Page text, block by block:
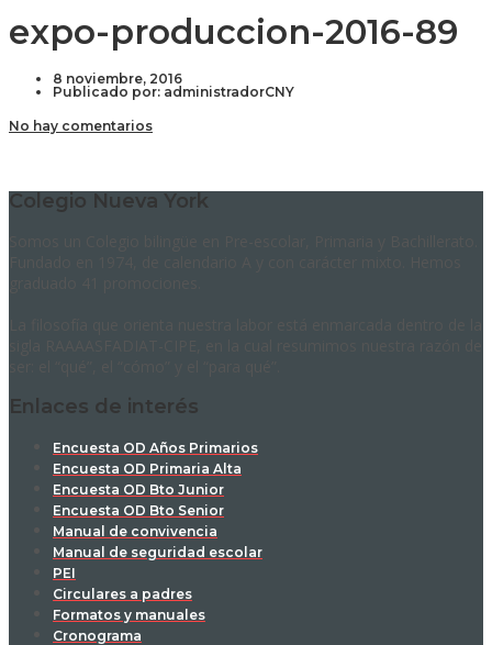
expo-produccion-2016-89
8 noviembre, 2016
Publicado por: administradorCNY
No hay comentarios
Colegio Nueva York
Enlaces de interés
Encuesta OD Años Primarios
Encuesta OD Primaria Alta
Encuesta OD Bto Junior
Encuesta OD Bto Senior
Manual de convivencia
Manual de seguridad escolar
PEI
Circulares a padres
Formatos y manuales
Cronograma